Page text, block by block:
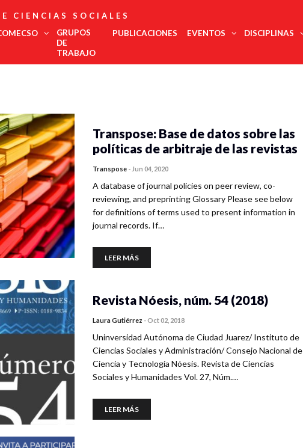
CIENCIAS SOCIALES
Centro Sur
Metropolitana
Sur Sureste
GRUPOS
DE
TRABAJO
PUBLICACIONES EVENTOS DISCIPLINAS
Jurídicas
Ciencia Política
Comunicación
Geografía
Eduardo
Vega López
Congreso
De Estudios
Latinoamericanos
Del Mundo
Incorporación
Del
Instituto De
Y
Gobernanza
Transpose: Base de datos sobre las
políticas de arbitraje de las revistas
Transpose - Jun 04, 2020
A database of journal policies on peer review, co-
reviewing, and preprinting Glossary Please see below
for definitions of terms used to present information in
journal records. If…
LEER MÁS
Revista Nóesis, núm. 54 (2018)
Laura Gutiérrez -Oct 02, 2018
Uninversidad Autónoma de Ciudad Juarez/ Instituto de
Ciencias Sociales y Administración/ Consejo Nacional de
Ciencia y Tecnología Nóesis. Revista de Ciencias
Sociales y Humanidades Vol. 27, Núm.…
LEER MÁS